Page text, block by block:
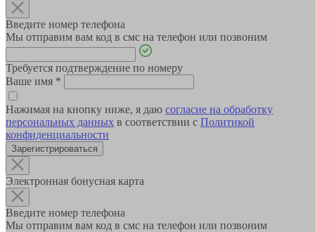
Введите номер телефона
Мы отправим вам код в смс на телефон или позвоним
Требуется подтверждение по номеру
Ваше имя *
Нажимая на кнопку ниже, я даю согласие на обработку
персональных данных в соответствии с Политикой
конфиденциальности
Зарегистрироваться
Электронная бонусная карта
Введите номер телефона
Мы отправим вам код в смс на телефон или позвоним